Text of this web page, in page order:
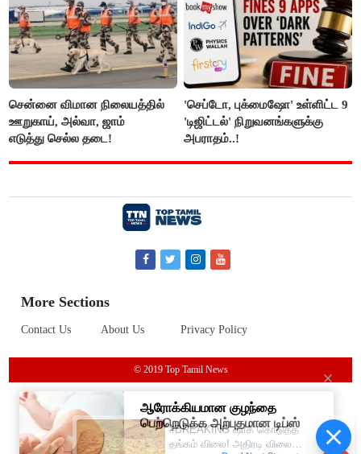
சென்னை விமான நிலையத்தில்
ஊறுகாய், அல்வா, ஜாம்
எடுத்து செல்ல தடை!
'செப்டோ, புக்மைஷோ' உள்ளிட்ட 9
'டிஜிட்டல்' நிறுவனங்களுக்கு
அபராதம்..!
More Sections
Contact Us About Us Privacy Policy
© 2019 Top Tamil News
#BREAKING ஷாக் கொடுத்த
தங்கம் விலை! அதிரடி விலை